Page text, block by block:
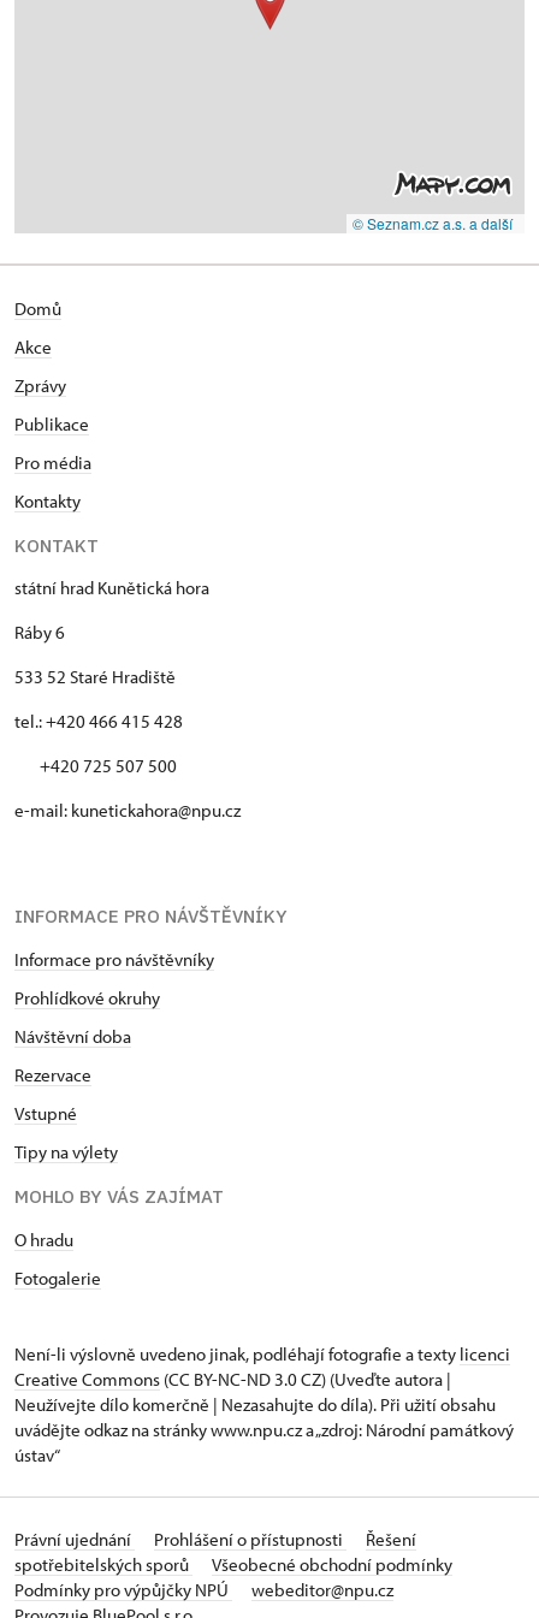
© Seznam.cz a.s. a další
Domů
Akce
Zprávy
Publikace
Pro média
Kontakty
KONTAKT
státní hrad Kunětická hora
Ráby 6
533 52 Staré Hradiště
tel.: +420 466 415 428
+420 725 507 500
e-mail: kunetickahora@npu.cz
INFORMACE PRO NÁVŠTĚVNÍKY
Informace pro návštěvníky
Prohlídkové okruhy
Návštěvní doba
Rezervace
Vstupné
Tipy na výlety
MOHLO BY VÁS ZAJÍMAT
O hradu
Fotogalerie
Není-li výslovně uvedeno jinak, podléhají fotografie a texty licenci
Creative Commons (CC BY-NC-ND 3.0 CZ) (Uveďte autora |
Neužívejte dílo komerčně | Nezasahujte do díla). Při užití obsahu
uvádějte odkaz na stránky www.npu.cz a „zdroj: Národní památkový
ústav“
Právní ujednání Prohlášení o přístupnosti
Řešení
spotřebitelských sporů
Všeobecné obchodní podmínky
Podmínky pro výpůjčky NPÚ
webeditor@npu.cz